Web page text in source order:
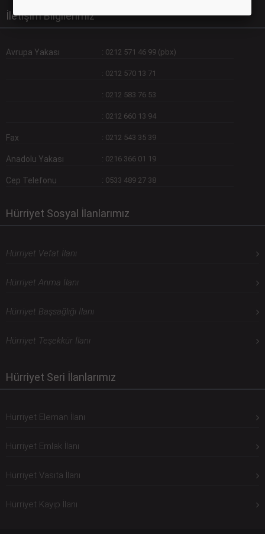
İletişim Bilgilerimiz
Avrupa Yakası : 0212 571 46 99 (pbx)
: 0212 570 13 71
: 0212 583 76 53
: 0212 660 13 94
Fax : 0212 543 35 39
Anadolu Yakası : 0216 366 01 19
Cep Telefonu : 0533 489 27 38
Hürriyet Sosyal İlanlarımız
Hürriyet Vefat İlanı
Hürriyet Anma İlanı
Hürriyet Başsağlığı İlanı
Hürriyet Teşekkür İlanı
Hürriyet Seri İlanlarımız
Hürriyet Eleman İlanı
Hürriyet Emlak İlanı
Hürriyet Vasıta İlanı
Hürriyet Kayıp İlanı